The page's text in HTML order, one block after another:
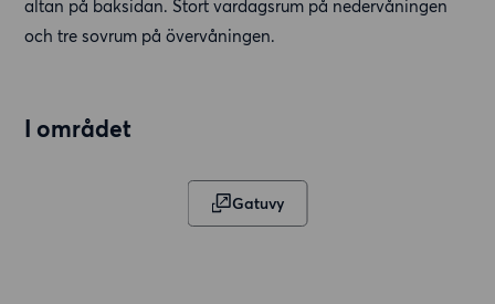
altan på baksidan. Stort vardagsrum på nedervåningen
och tre sovrum på övervåningen.
I området
Gatuvy